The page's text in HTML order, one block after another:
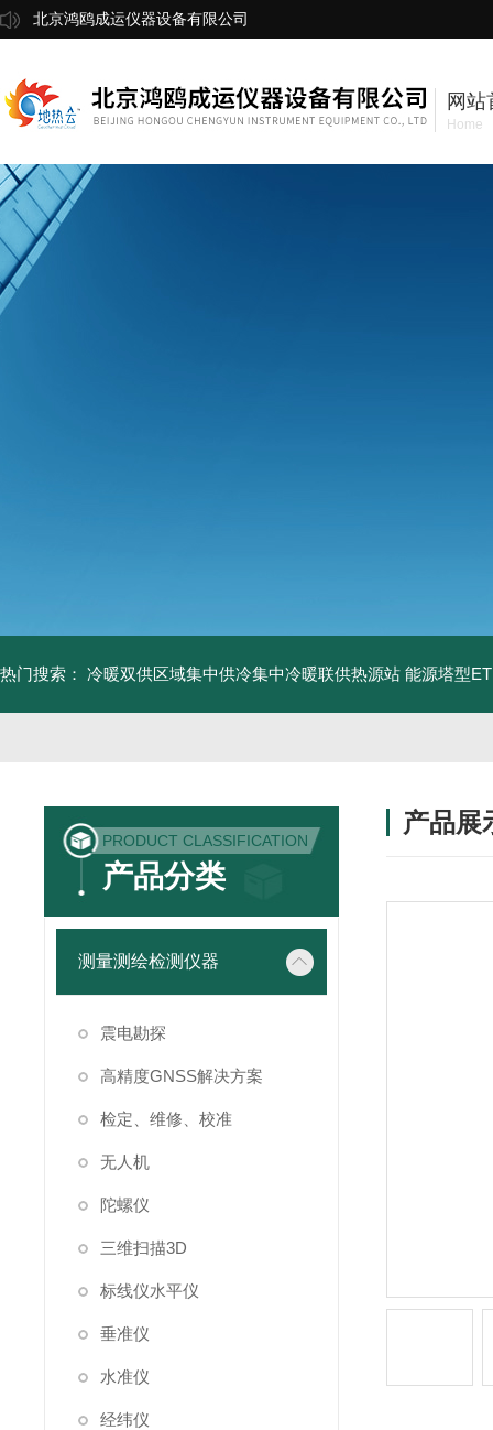
北京鸿鸥成运仪器设备有限公司
网站
Home
热门搜索： 冷暖双供区域集中供冷集中冷暖联供热源站 能源塔型
PRODUCT CLASSIFICATION
产品分类
测量测绘检测仪器
震电勘探
高精度GNSS解决方案
检定、维修、校准
无人机
陀螺仪
三维扫描3D
标线仪水平仪
垂准仪
水准仪
经纬仪
产品展